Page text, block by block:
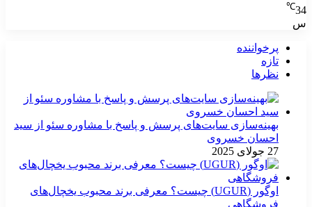
34
℃
س
پرخواننده
تازه
نظرها
بهینه‌سازی سایت‌های پرسش و پاسخ با مشاوره سئو از سید
احسان خسروی
27 جولای 2025
اوگور (UGUR) چیست؟ معرفی برند محبوب یخچال‌های
فروشگاهی